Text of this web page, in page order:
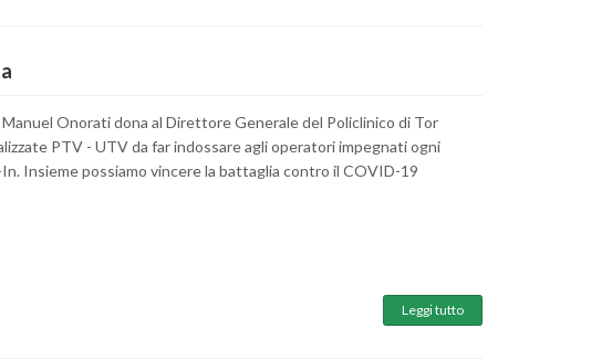
Onorati dona al Direttore Generale del Policlinico di Tor
PTV - UTV da far indossare agli operatori impegnati ogni
Insieme possiamo vincere la battaglia contro il COVID-19
Leggi tutto